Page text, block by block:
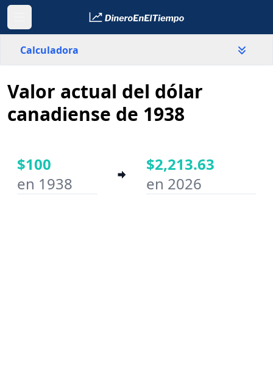
Calculadora
Canadá
País
Año inicial
Valor actual del dólar
canadiense de 1938
$100
en 1938
$2,213.63
en 2026